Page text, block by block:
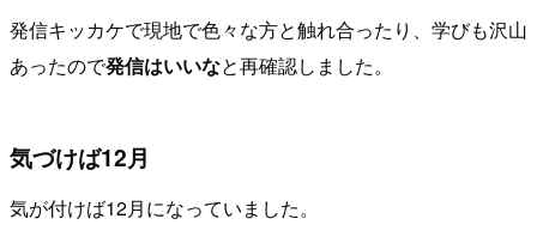
発信キッカケで現地で色々な方と触れ合ったり、学びも沢山
あったので発信はいいなと再確認しました。
気づけば12月
気が付けば12月になっていました。